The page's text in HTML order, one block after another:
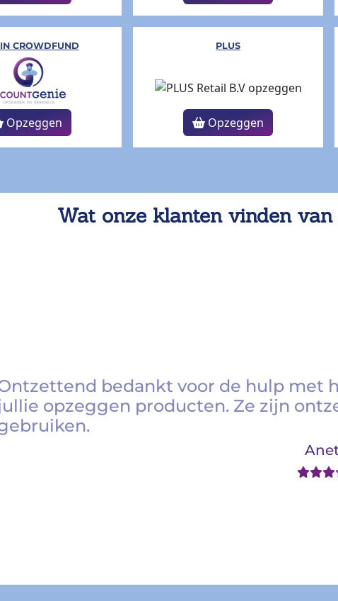
CROWDFUND
Opzeggen
PLUS
Opzeggen
Wat onze klanten vinden
bedankt voor de hulp met
opzeggen producten. Ze zijn